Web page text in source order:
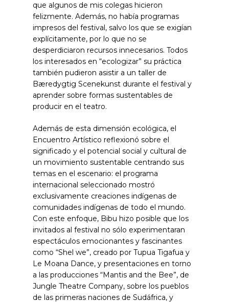
que algunos de mis colegas hicieron
felizmente. Además, no había programas
impresos del festival, salvo los que se exigían
explícitamente, por lo que no se
desperdiciaron recursos innecesarios. Todos
los interesados en “ecologizar” su práctica
también pudieron asistir a un taller de
Bæredygtig Scenekunst durante el festival y
aprender sobre formas sustentables de
producir en el teatro.
Además de esta dimensión ecológica, el
Encuentro Artístico reflexionó sobre el
significado y el potencial social y cultural de
un movimiento sustentable centrando sus
temas en el escenario: el programa
internacional seleccionado mostró
exclusivamente creaciones indígenas de
comunidades indígenas de todo el mundo.
Con este enfoque, Bibu hizo posible que los
invitados al festival no sólo experimentaran
espectáculos emocionantes y fascinantes
como “Shel we”, creado por Tupua Tigafua y
Le Moana Dance, y presentaciones en torno
a las producciones “Mantis and the Bee”, de
Jungle Theatre Company, sobre los pueblos
de las primeras naciones de Sudáfrica, y